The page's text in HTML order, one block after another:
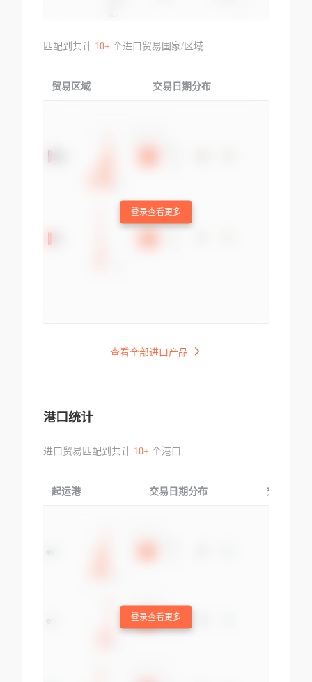
匹配到共计 10+个进口贸易国家/区域
贸易区域 交易日期分布
登录查看更多
查看全部进口产品
港口统计
进口贸易匹配到共计 10+个港口
起运港 交易日期分布 交易产品
登录查看更多